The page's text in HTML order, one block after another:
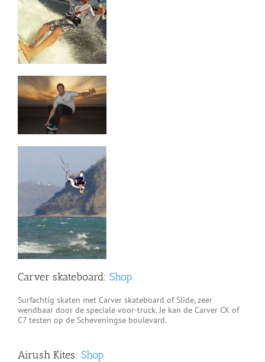
Carver skateboard: Shop
Surfachtig skaten met Carver skateboard of Slide, zeer
wendbaar door de speciale voor-truck. Je kan de Carver CX of
C7 testen op de Scheveningse boulevard.
Airush Kites: Shop